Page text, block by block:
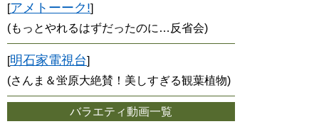
[アメトーーク!]
(もっとやれるはずだったのに…反省会)
[明石家電視台]
(さんま＆蛍原大絶賛！美しすぎる観葉植物)
バラエティ動画一覧